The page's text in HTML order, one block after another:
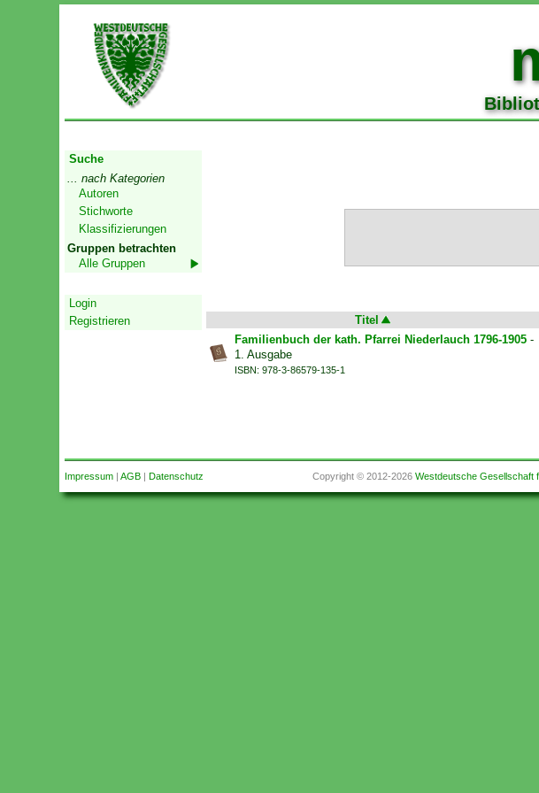
Suche
... nach Kategorien
Autoren
Stichworte
Klassifizierungen
Gruppen betrachten
Alle Gruppen
Login
Registrieren
Titel
Familienbuch der kath. Pfarrei Niederlauch 1796-1905-
1. Ausgabe
ISBN: 978-3-86579-135-1
Impressum| AGB| Datenschutz Copyright © 2012-2026Westdeutsche Gesellschaft